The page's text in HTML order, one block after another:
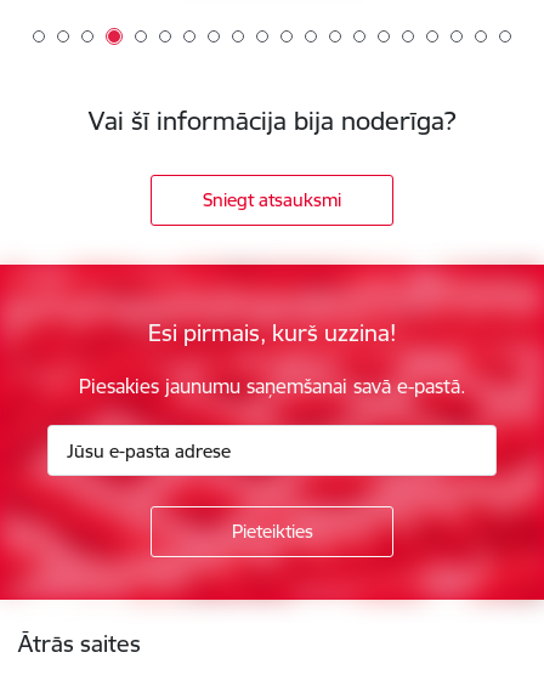
Vai šī informācija bija noderīga?
Sniegt atsauksmi
Esi pirmais, kurš uzzina!
Piesakies jaunumu saņemšanai savā e-pastā.
Ātrās saites